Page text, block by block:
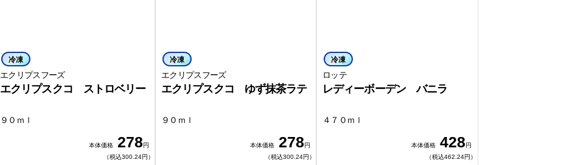
冷凍
エクリプスフーズ
エクリプスクコ ストロベリー
９０ｍｌ
本体価格 278円
（税込300.24円）
冷凍
エクリプスフーズ
エクリプスクコ ゆず抹茶ラテ
９０ｍｌ
本体価格 278円
（税込300.24円）
冷凍
ロッテ
レディーボーデン バニラ
４７０ｍｌ
本体価格 428円
（税込462.24円）